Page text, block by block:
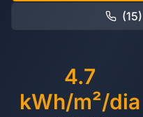
4.7
kWh/m²/dia